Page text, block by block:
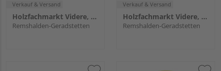
Verkauf & Versand
Holzfachmarkt Videre, Remshalden
Remshalden-Geradstetten
Verkauf & Versand
Holzfachmarkt Videre, Remshalden
Remshalden-Geradstetten